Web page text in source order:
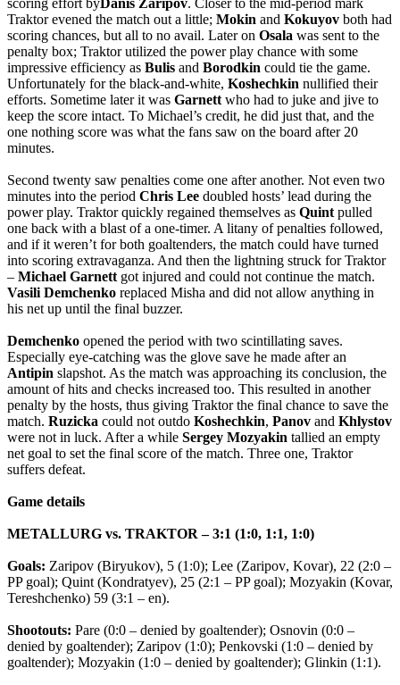
Traktor evened the match out a little; Mokin and Kokuyov both had
scoring chances, but all to no avail. Later on Osala was sent to the
penalty box; Traktor utilized the power play chance with some
impressive efficiency as Bulis and Borodkin could tie the game.
Unfortunately for the black-and-white, Koshechkin nullified their
efforts. Sometime later it was Garnett who had to juke and jive to
keep the score intact. To Michael’s credit, he did just that, and the
one nothing score was what the fans saw on the board after 20
minutes.
Second twenty saw penalties come one after another. Not even two
minutes into the period Chris Lee doubled hosts’ lead during the
power play. Traktor quickly regained themselves as Quint pulled
one back with a blast of a one-timer. A litany of penalties followed,
and if it weren’t for both goaltenders, the match could have turned
into scoring extravaganza. And then the lightning struck for Traktor
– Michael Garnett got injured and could not continue the match.
Vasili Demchenko replaced Misha and did not allow anything in
his net up until the final buzzer.
Demchenko opened the period with two scintillating saves.
Especially eye-catching was the glove save he made after an
Antipin slapshot. As the match was approaching its conclusion, the
amount of hits and checks increased too. This resulted in another
penalty by the hosts, thus giving Traktor the final chance to save the
match. Ruzicka could not outdo Koshechkin, Panov and Khlystov
were not in luck. After a while Sergey Mozyakin tallied an empty
net goal to set the final score of the match. Three one, Traktor
suffers defeat.
Game details
METALLURG vs. TRAKTOR – 3:1 (1:0, 1:1, 1:0)
Goals: Zaripov (Biryukov), 5 (1:0); Lee (Zaripov, Kovar), 22 (2:0 –
PP goal); Quint (Kondratyev), 25 (2:1 – PP goal); Mozyakin (Kovar,
Tereshchenko) 59 (3:1 – en).
Shootouts: Pare (0:0 – denied by goaltender); Osnovin (0:0 –
denied by goaltender); Zaripov (1:0); Penkovski (1:0 – denied by
goaltender); Mozyakin (1:0 – denied by goaltender); Glinkin (1:1).